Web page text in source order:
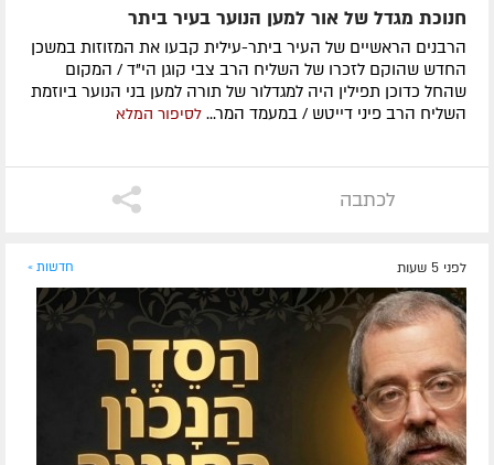
חנוכת מגדל של אור למען הנוער בעיר ביתר
הרבנים הראשיים של העיר ביתר-עילית קבעו את המזוזות במשכן
החדש שהוקם לזכרו של השליח הרב צבי קוגן הי"ד / המקום
שהחל כדוכן תפילין היה למגדלור של תורה למען בני הנוער ביוזמת
השליח הרב פיני דייטש / במעמד המר... לסיפור המלא
לכתבה
לפני 5 שעות חדשות »